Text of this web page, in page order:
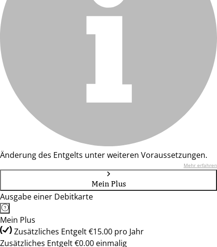
Änderung des Entgelts unter weiteren Voraussetzungen.
Mehr erfahren
Mein Plus
Ausgabe einer Debitkarte
Mein Plus
Zusätzliches Entgelt €15.00 pro Jahr
Zusätzliches Entgelt €0.00 einmalig